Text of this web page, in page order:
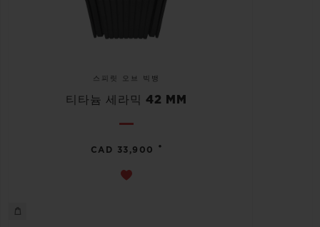
스피릿 오브 빅뱅
티타늄 세라믹 42 MM
CAD 33,900 •